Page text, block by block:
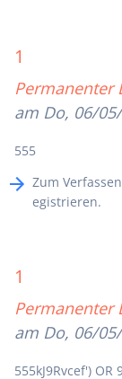
1
Permanenter
am Do, 06/
555
Zum
egistrieren.
1
Permanenter
am Do, 06/
555kJ9Rvcef') OR